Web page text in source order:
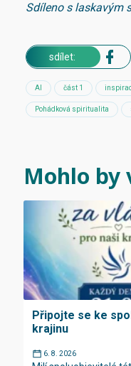
Sdíleno s laskavým
sdílet:
AI část 1
Pohádková spiritualita
Mohlo by
Připojte se ke
krajinu
6. 8. 2026